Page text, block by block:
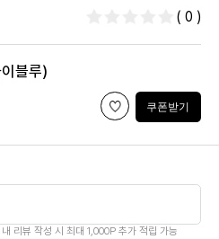
( 0 )
블루)
쿠폰받기
리뷰 작성 시 최대 1,000P 추가 적립 가능